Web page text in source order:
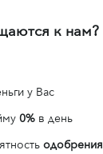
к нам?
у Вас
0% в день
одобрения